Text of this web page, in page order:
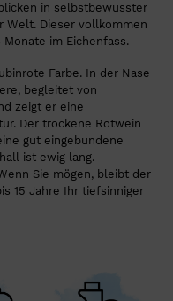
in selbstbewusster
Welt. Dieser vollkommen
im Eichenfass.
Farbe. In der Nase
begleitet von
zeigt er eine
Der trockene Rotwein
gut eingebundene
ist ewig lang.
Sie mögen, bleibt der
15 Jahre Ihr tiefsinniger